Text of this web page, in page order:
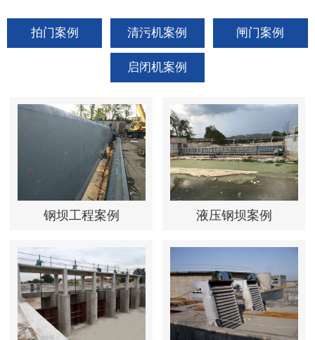
拍门案例 清污机案例 闸门案例
启闭机案例
钢坝工程案例 液压钢坝案例